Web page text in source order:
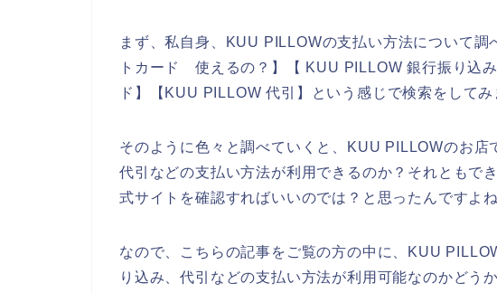
まず、私自身、KUU PILLOWの支払い方法について
トカード 使えるの？】【 KUU PILLOW 銀行振り込
ド】【KUU PILLOW 代引】という感じで検索をしてみ
そのように色々と調べていくと、KUU PILLOWのお店
代引などの支払い方法が利用できるのか？それともで
式サイトを確認すればいいのでは？と思ったんですよね
なので、こちらの記事をご覧の方の中に、KUU
り込み、代引などの支払い方法が利用可能なのかどう